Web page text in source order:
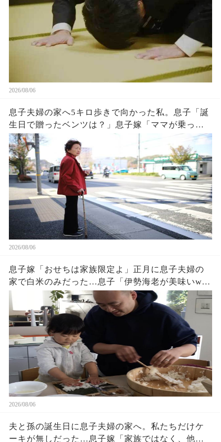
2026/08/06
息子夫婦の家へ5キロ歩きで向かった私。息子「誕
生日で贈ったベンツは？」息子嫁「ママが乗って
るわ！お義母さんは若いから不要でしょw」息子
「はぁ…そうか…」→1週間後、息子嫁は青ざめ地
獄へw
2026/08/06
息子嫁「おせちは家族限定よ」正月に息子夫婦の
家で白米のみだった…息子「伊勢海老が美味いw」
夫「家に戻ろう」私「はい」→翌日、息子夫婦か
ら300件の鬼電が…w
2026/08/06
夫と孫の誕生日に息子夫婦の家へ。私たちだけケ
ーキが無しだった…息子嫁「家族ではなく、他人